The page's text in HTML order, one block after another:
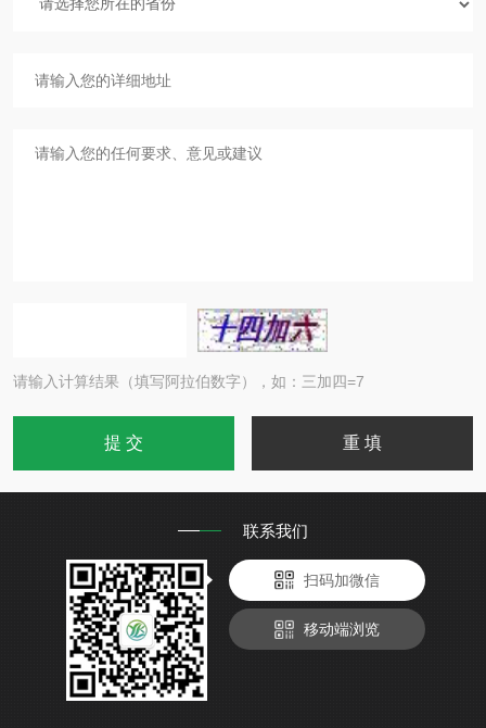
请输入计算结果（填写阿拉伯数字），如：三加四=7
联系我们
扫码加微信
移动端浏览